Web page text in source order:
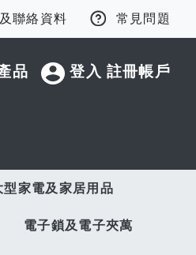
聯絡資料 常見問題
登入 註冊帳戶
品
型家電及家居用品
電子鎖及電子夾萬